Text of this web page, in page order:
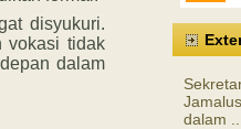
disyukuri.
vokasi tidak
dalam
dalam ...